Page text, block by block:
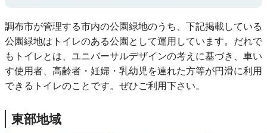
調布市が管理する市内の公園緑地のうち、下記掲載している
公園緑地はトイレのある公園として運用しています。だれで
もトイレとは、ユニバーサルデザインの考えに基づき、車い
す使用者、高齢者・妊婦・乳幼児を連れた方等が円滑に利用
できるトイレのことです。ぜひご利用下さい。
東部地域